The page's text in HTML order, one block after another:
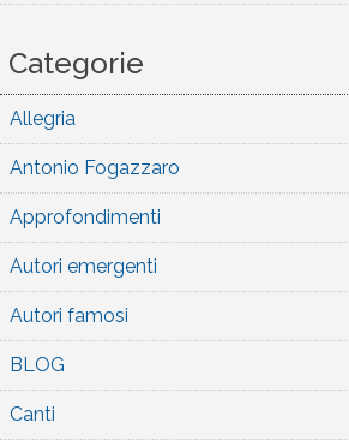
Categorie
Allegria
Antonio Fogazzaro
Approfondimenti
Autori emergenti
Autori famosi
BLOG
Canti